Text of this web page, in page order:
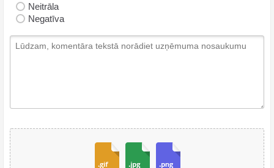
Neitrāla
Negatīva